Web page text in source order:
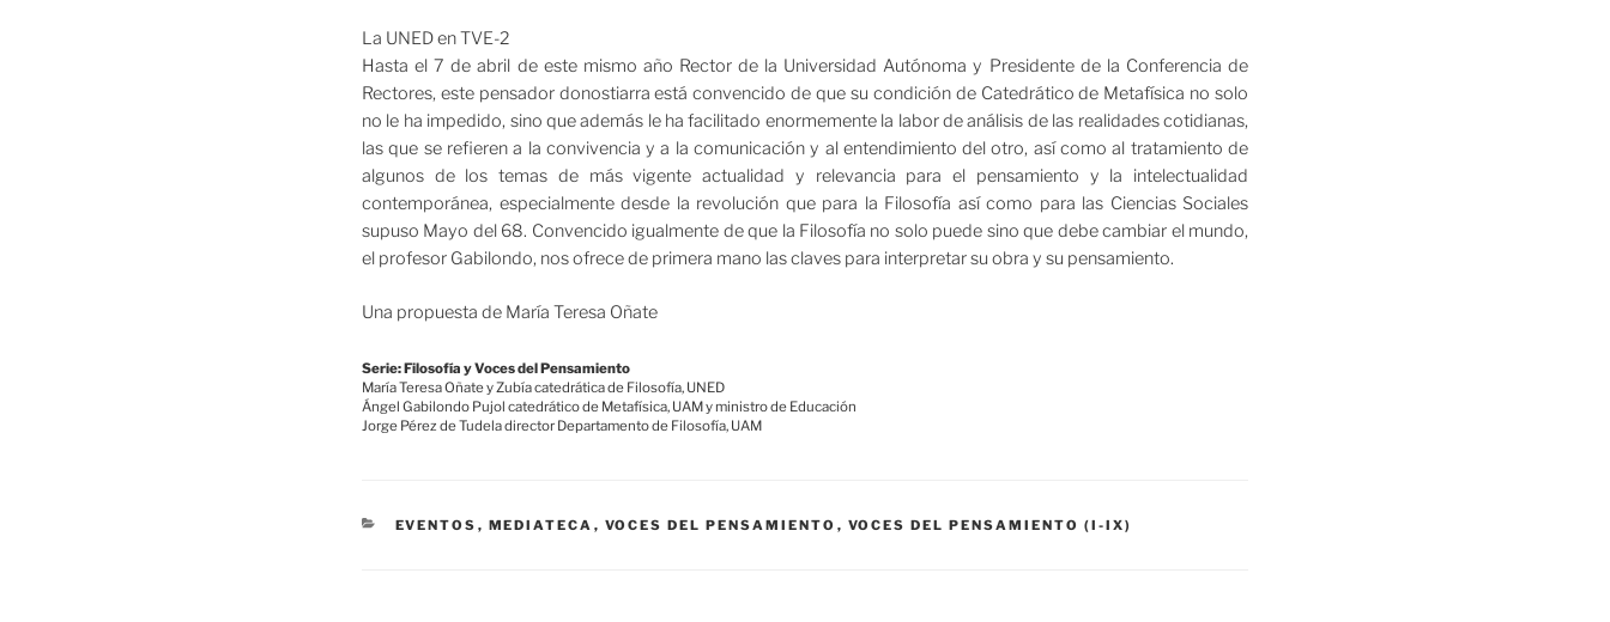
La UNED en TVE-2
Hasta el 7 de abril de este mismo año Rector de la Universidad Autónoma y Presidente de la Conferencia de
Rectores, este pensador donostiarra está convencido de que su condición de Catedrático de Metafísica no solo
no le ha impedido, sino que además le ha facilitado enormemente la labor de análisis de las realidades cotidianas,
las que se refieren a la convivencia y a la comunicación y al entendimiento del otro, así como al tratamiento de
algunos de los temas de más vigente actualidad y relevancia para el pensamiento y la intelectualidad
contemporánea, especialmente desde la revolución que para la Filosofía así como para las Ciencias Sociales
supuso Mayo del 68. Convencido igualmente de que la Filosofía no solo puede sino que debe cambiar el mundo,
el profesor Gabilondo, nos ofrece de primera mano las claves para interpretar su obra y su pensamiento.
Una propuesta de María Teresa Oñate
Serie: Filosofía y Voces del Pensamiento
María Teresa Oñate y Zubía catedrática de Filosofía, UNED
Ángel Gabilondo Pujol catedrático de Metafísica, UAM y ministro de Educación
Jorge Pérez de Tudela director Departamento de Filosofía, UAM
CATEGORÍAS
EVENTOS , MEDIATECA , VOCES DEL PENSAMIENTO , VOCES DEL PENSAMIENTO (I-IX)